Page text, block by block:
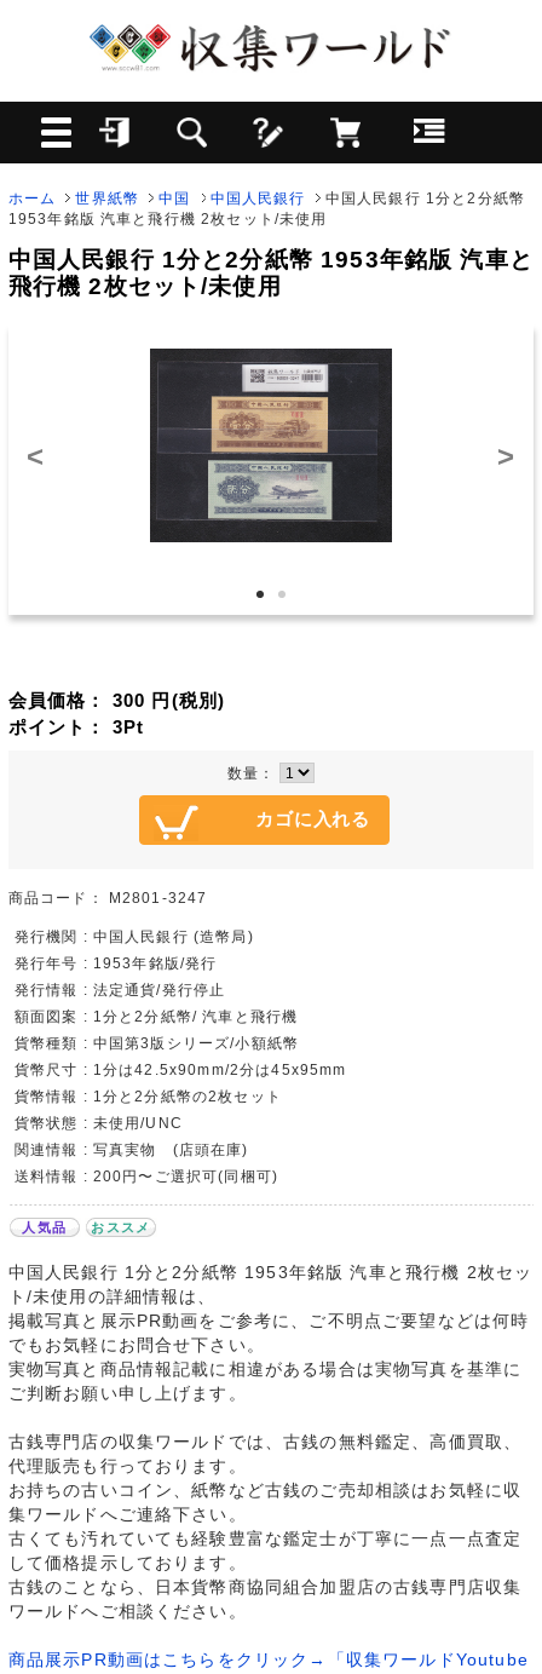
ホーム 世界紙幣 中国 中国人民銀行
中国人民銀行 1分と2分紙幣
1953年銘版 汽車と飛行機 2枚セット/未使用
中国人民銀行 1分と2分紙幣 1953年銘版 汽車と
飛行機 2枚セット/未使用
< >
会員価格： 300 円(税別)
ポイント： 3Pt
数量：
商品コード： M2801-3247
発行機関 : 中国人民銀行 (造幣局)
発行年号 : 1953年銘版/発行
発行情報 : 法定通貨/発行停止
額面図案 : 1分と2分紙幣/ 汽車と飛行機
貨幣種類 : 中国第3版シリーズ/小額紙幣
貨幣尺寸 : 1分は42.5x90mm/2分は45x95mm
貨幣情報 : 1分と2分紙幣の2枚セット
貨幣状態 : 未使用/UNC
関連情報 : 写真実物 (店頭在庫)
送料情報 : 200円〜ご選択可(同梱可)
人気品 おススメ
中国人民銀行 1分と2分紙幣 1953年銘版 汽車と飛行機 2枚セッ
ト/未使用の詳細情報は、
掲載写真と展示PR動画をご参考に、ご不明点ご要望などは何時
でもお気軽にお問合せ下さい。
実物写真と商品情報記載に相違がある場合は実物写真を基準に
ご判断お願い申し上げます。
古銭専門店の収集ワールドでは、古銭の無料鑑定、高価買取、
代理販売も行っております。
お持ちの古いコイン、紙幣など古銭のご売却相談はお気軽に収
集ワールドへご連絡下さい。
古くても汚れていても経験豊富な鑑定士が丁寧に一点一点査定
して価格提示しております。
古銭のことなら、日本貨幣商協同組合加盟店の古銭専門店収集
ワールドへご相談ください。
商品展示PR動画はこちらをクリック→「収集ワールドYoutube